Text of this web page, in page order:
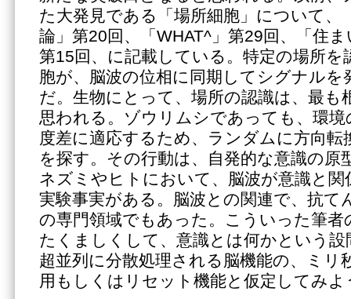
た大発見である「場所細胞」について、
論」第20回、「WHAT^」第29回、「住
第15回、に記載している。特定の場所を
胞が、脳波の位相に同期してシグナルを
だ。生物にとって、場所の認識は、最も
思われる。ゾウリムシであっても、環境
度差に適応するため、ランダムに方向転
を探す。その行動は、自発的な意識の原
ネズミやヒトにおいて、脳波が意識と
実験事実がある。脳波との関連で、抗て
の専門領域でもあった。こういった筆者
たくましくして、意識とは何かという
超並列に分散処理される脳機能の、ミリ
用もしくはリセット機能と仮定してみよ